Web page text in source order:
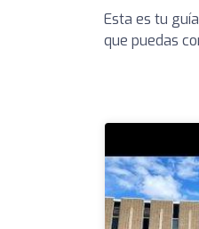
Esta es tu
que puedas